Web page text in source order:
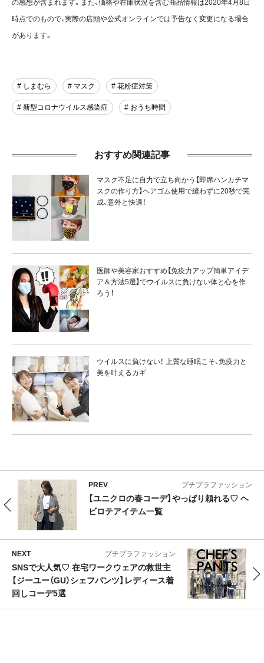
の感想が含まれます。また、価格や在庫状況を含む商品情報は2020年4月8日
時点でのもので、実際の店頭や公式オンラインでは予告なく変更になる場合
があります。
# しまむら # マスク # 花粉症対策
# 新型コロナウイルス感染症 # おうち時間
おすすめ関連記事
マスク不足に自力で立ち向かう【即席ハンカチマ
スクの作り方】ヘアゴム使用で縫わずに20秒で完
成、意外と快適！
医師や美容家おすすめ【免疫力アップ簡単アイデ
ア＆方法5選】でウイルスに負けない体と心を作
ろう！
ウイルスに負けない！ 上質な睡眠こそ、免疫力と
美を叶えるカギ
PREV プチプラファッション
【ユニクロの春コーデ】やっぱり頼れる♡ ヘ
ビロテアイテム一覧
NEXT プチプラファッション
SNSで大人気♡ 在宅ワークウェアの救世主
【ジーユー（GU）シェフパンツ】レディース着
回しコーデ5選